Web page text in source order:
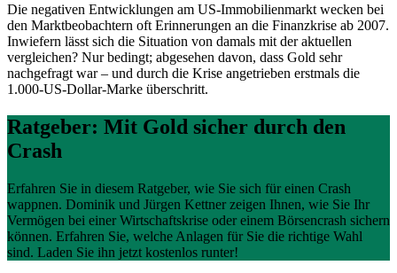
Die negativen Entwicklungen am US-Immobilienmarkt wecken bei
den Marktbeobachtern oft Erinnerungen an die Finanzkrise ab 2007.
Inwiefern lässt sich die Situation von damals mit der aktuellen
vergleichen? Nur bedingt; abgesehen davon, dass Gold sehr
nachgefragt war – und durch die Krise angetrieben erstmals die
1.000-US-Dollar-Marke überschritt.
Ratgeber: Mit Gold sicher durch den
Crash
Erfahren Sie in diesem Ratgeber, wie Sie sich für einen Crash
wappnen. Dominik und Jürgen Kettner zeigen Ihnen, wie Sie Ihr
Vermögen bei einer Wirtschaftskrise oder einem Börsencrash sichern
können. Erfahren Sie, welche Anlagen für Sie die richtige Wahl
sind. Laden Sie ihn jetzt kostenlos runter!